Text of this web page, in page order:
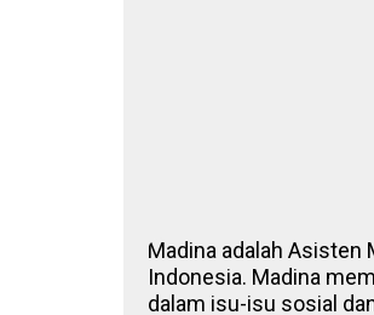
Madina adalah Asisten
Indonesia. Madina
dalam isu-isu sosial